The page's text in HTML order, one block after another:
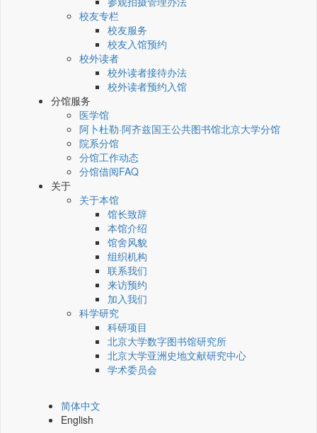
校友专栏
校友服务
校友入馆预约
校外读者
校外读者接待办法
校外读者预约入馆
分馆服务
医学馆
阿卜杜勒·阿齐兹国王公共图书馆北京大学分馆
院系分馆
分馆工作动态
分馆借阅FAQ
关于
关于本馆
馆长致辞
本馆介绍
馆舍风貌
组织机构
联系我们
来访预约
加入我们
科学研究
科研项目
北京大学数字图书馆研究所
北京大学亚洲史地文献研究中心
学术委员会
简体中文
English